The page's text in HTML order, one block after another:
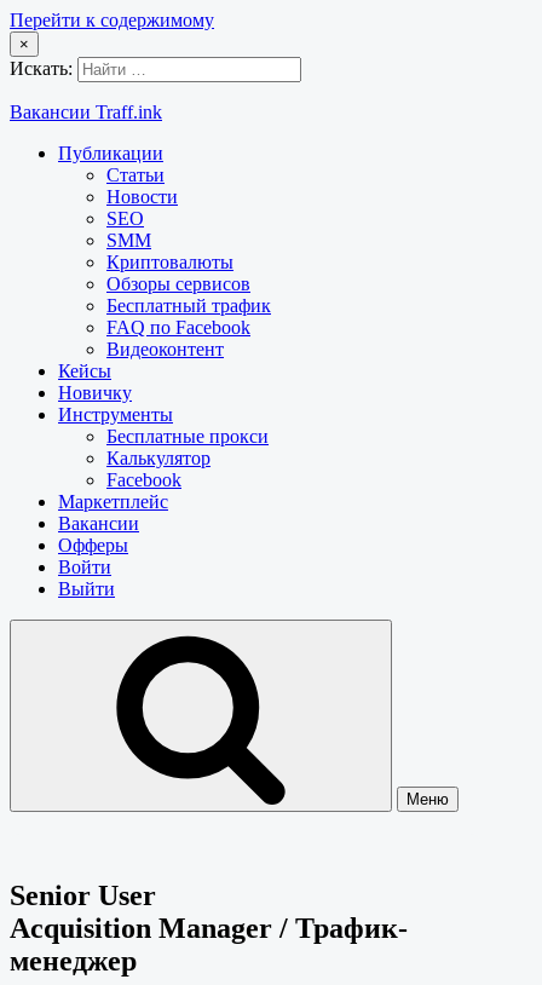
Перейти к содержимому
×
Искать:
Вакансии Traff.ink
Публикации
Статьи
Новости
SEO
SMM
Криптовалюты
Обзоры сервисов
Бесплатный трафик
FAQ по Facebook
Видеоконтент
Кейсы
Новичку
Инструменты
Бесплатные прокси
Калькулятор
Facebook
Маркетплейс
Вакансии
Офферы
Войти
Выйти
Меню
Senior User
Acquisition Manager / Трафик-
менеджер